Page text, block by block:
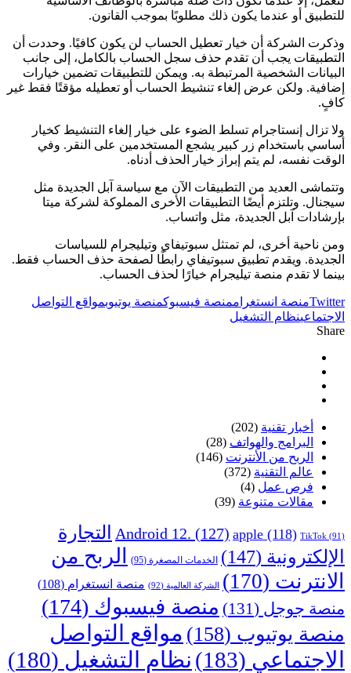
للتطبيق أو عندما يكون ذلك مطلوبًا بموجب القانون.
وذكرت الشركة أن خيار تعطيل الحساب لن يكون كافيًا. وحددت أن
التطبيقات يجب أن تقدم حذف سجل الحساب بالكامل، إلى جانب
البيانات الشخصية المرتبطة به. ويمكن للتطبيقات تضمين خيارات
إضافية. ولكن عرض إلغاء تنشيط الحساب أو تعطيله مؤقتًا فقط غير
كافٍ.
ولا تزال إنستاجرام تسلط الضوء على خيار إلغاء التنشيط كخيار
أساسي باستخدام زر كبير يشجع المستخدمين على النقر. وفي
الوقت نفسه، لم يتم إبراز خيار الحذف أدناه.
وتتماشى العديد من التطبيقات الآن مع سياسة آبل الجديدة مثل
سيجنال. وتلتزم أيضًا التطبيقات الأخرى المملوكة لشركة ميتا
بإرشادات آبل الجديدة، مثل واتساب.
ومن ناحية أخرى، لم تمتثل سبوتيفاي وتيليجرام للسياسات
الجديدة. ويقدم تطبيق سبوتيفاي رابطًا لصفحة حذف الحساب فقط.
بينما لا تقدم منصة تيليجرام خيارًا لحذف الحساب.
Twitterمنصة انستغراممنصة فيسبوكمنصة يوتيوبمواقع التواصل
الاجتماعينظام التشغيل
Share
أخبار تقنية (202)
البرامج والهواتف (28)
الربح من الأنترنت (146)
عالم التقنية (372)
فرص عمل (4)
مقالات متنوعة (39)
Android 12. (127) apple (118) TikTok (91)
التجارة
الإلكترونية (147) الخدمات المصغرة (95)
الربح من
الانترنت (170) الشركة العالمية (92) منصة انستغرام (108)
منصة جوجل (131) منصة فيسبوك (174)
منصة يوتيوب (158)
مواقع التواصل
الاجتماعي (183) نظام التشغيل (180)